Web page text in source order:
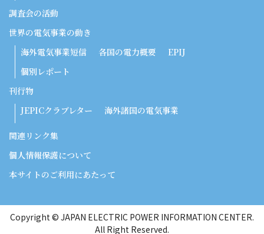
調査会の活動
世界の電気事業の動き
海外電気事業短信
各国の電力概要
EPIJ
個別レポート
刊行物
JEPICクラブレター
海外諸国の電気事業
関連リンク集
個人情報保護について
本サイトのご利用にあたって
Copyright © JAPAN ELECTRIC POWER INFORMATION CENTER.
All Right Reserved.